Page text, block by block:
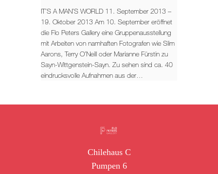
IT’S A MAN’S WORLD 11. September 2013 –
19. Oktober 2013 Am 10. September eröffnet
die Flo Peters Gallery eine Gruppenausstellung
mit Arbeiten von namhaften Fotografen wie Slim
Aarons, Terry O’Neill oder Marianne Fürstin zu
Sayn-Wittgenstein-Sayn. Zu sehen sind ca. 40
eindrucksvolle Aufnahmen aus der…
Chilehaus C
Pumpen 6